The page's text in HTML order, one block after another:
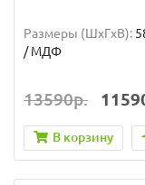
Размеры (ШxГxВ):
/ МДФ
13590р.
В корзину